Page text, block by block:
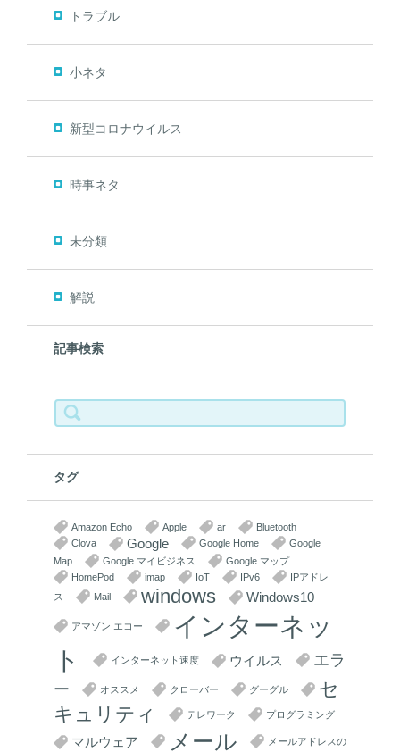
トラブル
小ネタ
新型コロナウイルス
時事ネタ
未分類
解説
記事検索
検
索:
タグ
Amazon Echo Apple ar
Bluetooth
Clova
Google Google Home
Google
Map
Google マイビジネス
Google マップ
HomePod
imap IoT IPv6
IPアドレ
ス
Mail windows Windows10
アマゾン エコー
インターネッ
ト
インターネット速度 ウイルス
エラ
ー
オススメ クローバー グーグル
セ
キュリティ
テレワーク プログラミング
マルウェア メール メールアドレスの